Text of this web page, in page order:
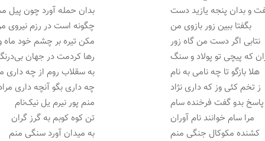
و بدان پنجه یازید دست
بدان حمله آورد چون پیل
بگفتا ببین زور بازوی من
چگونه است در رزم نیروی
نتابی اگر دست من گاه زور
مکن تیره بر چشم خود ماه
که پیچی تو پولاد و سنگ
رها کردمت در جهان
هلا بازگو تا چه نامی به نام
به سقلاب روم از چه داری
ز تخم کئی وز که داری نژاد
چه داری بگو آنچه داری
پاسخ بدو گفت فرخنده سام
منم پور نیرم یل نیک‌نام
مرا سام خوانند نام آوران
تن کوه کوبم به گرز گران
کشنده مکوکال جنگی منم
به میدان آورد سنگی منم